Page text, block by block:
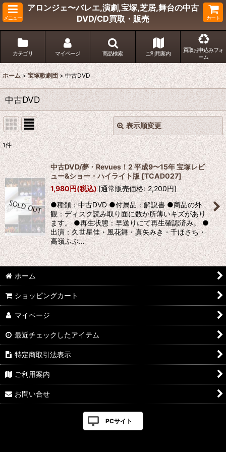
メニュー
アロンジェ〜バレエ,演劇,宝塚,芝居,舞台の中古
DVD/CD買取・販売
カート
カテゴリ マイページ 商品検索 ご利用案内
買取お申込みフォ
ーム
ホーム > 宝塚歌劇団 > 中古DVD
中古DVD
表示順変更
表示数:
並び順:
絞り込む
閉じる
1件
中古DVD/夢・Revues！2 平成9〜15年 宝塚レビ
ュー&ショー・ハイライト版[TCAD027]
1,980円(税込) [通常販売価格: 2,200円]
●種類：中古DVD ●付属品：解説書 ●商品の外
観：ディスク読み取り面に数か所薄いキズがあり
ます。 ●再生状態：早送りにて再生確認済み。 ●
出演：久世星佳・風花舞・真矢みき・千ほさち・
高嶺ふぶ…
ホーム
ショッピングカート
マイページ
最近チェックしたアイテム
特定商取引法表示
ご利用案内
お問い合せ
PCサイト